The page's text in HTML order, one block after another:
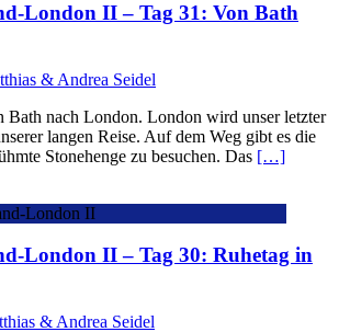
London II – Tag 31: Von Bath
& Andrea Seidel
Bath nach London. London wird unser letzter
langen Reise. Auf dem Weg gibt es die
Stonehenge zu besuchen. Das […]
London II
London II – Tag 30: Ruhetag in
& Andrea Seidel